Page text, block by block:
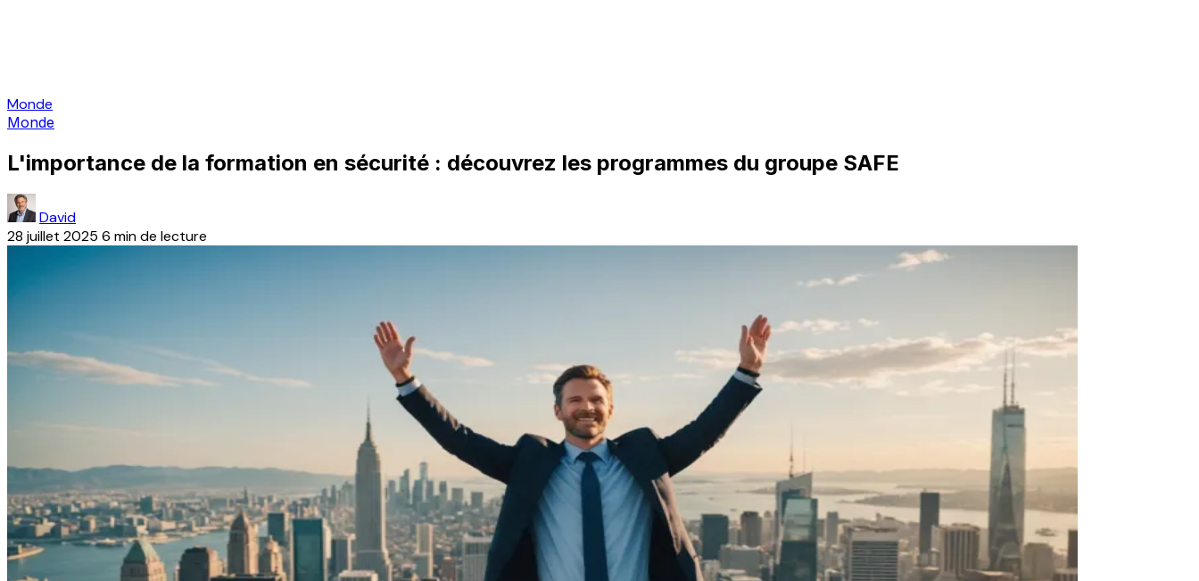
Monde
Monde
L'importance de la formation en sécurité : découvrez les programmes du groupe SAFE
David
28 juillet 2025 6 min de lecture